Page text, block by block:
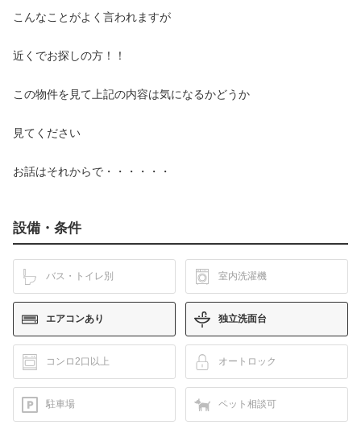
こんなことがよく言われますが
近くでお探しの方！！
この物件を見て上記の内容は気になるかどうか
見てください
お話はそれからで・・・・・・
設備・条件
バス・トイレ別 室内洗濯機
エアコンあり 独立洗面台
コンロ2口以上 オートロック
駐車場 ペット相談可